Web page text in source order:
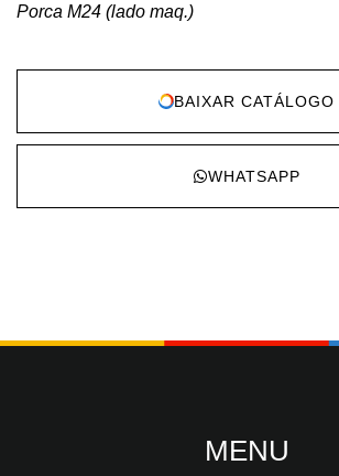
Porca M24 (lado maq.)
BAIXAR CATÁLOGO
WHATSAPP
MENU